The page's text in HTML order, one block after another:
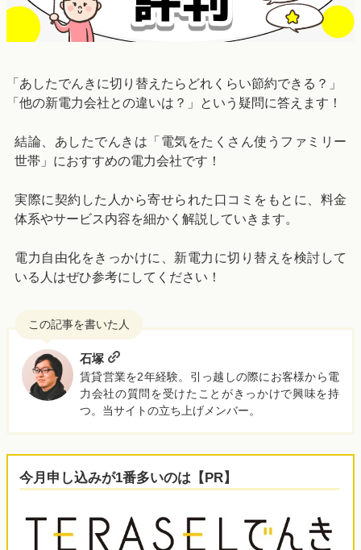
「あしたでんきに切り替えたらどれくらい節約できる？」
「他の新電力会社との違いは？」という疑問に答えます！
結論、あしたでんきは「電気をたくさん使うファミリー
世帯」におすすめの電力会社です！
実際に契約した人から寄せられた口コミをもとに、料金
体系やサービス内容を細かく解説していきます。
電力自由化をきっかけに、新電力に切り替えを検討して
いる人はぜひ参考にしてください！
石塚
賃貸営業を2年経験。引っ越しの際にお客様から電
力会社の質問を受けたことがきっかけで興味を持
つ。当サイトの立ち上げメンバー。
今月申し込みが1番多いのは【PR】